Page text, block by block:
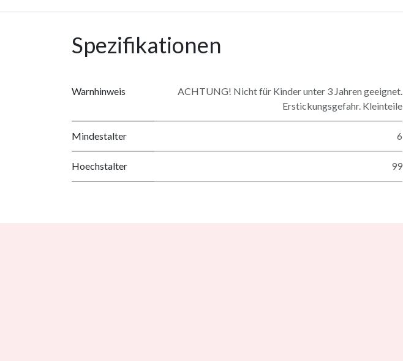
Spezifikationen
Warnhinweis
ACHTUNG! Nicht für Kinder unter 3 Jahren geeignet.
Erstickungsgefahr. Kleinteile
Mindestalter 6
Hoechstalter 99